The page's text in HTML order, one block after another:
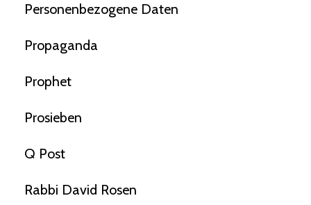
Personenbezogene Daten
Propaganda
Prophet
Prosieben
Q Post
Rabbi David Rosen